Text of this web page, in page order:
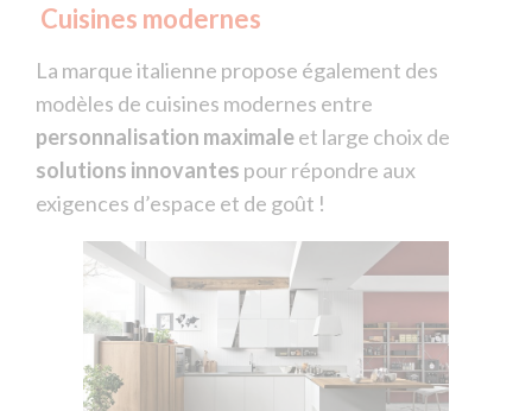
Cuisines modernes
La marque italienne propose également des
modèles de cuisines modernes entre
personnalisation maximaleet large choix de
solutions innovantes pour répondre aux
exigences d’espace et de goût !